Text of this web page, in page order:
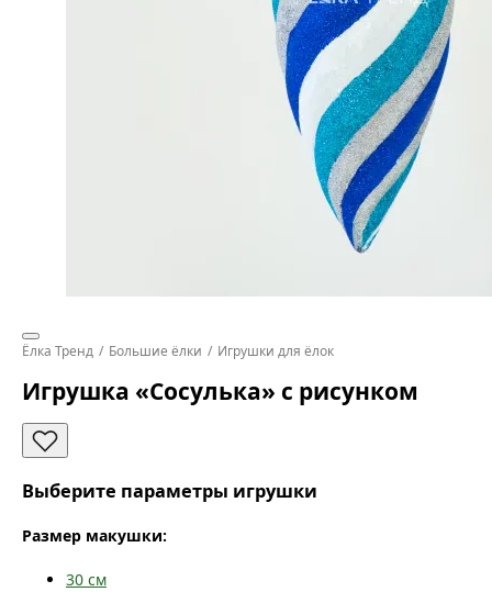
Ёлка Тренд Большие ёлки Игрушки для ёлок
Игрушка «Сосулька» с рисунком
Выберите параметры игрушки
Размер макушки:
30 см